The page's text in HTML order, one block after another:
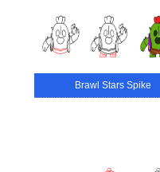
Brawl Stars Spike